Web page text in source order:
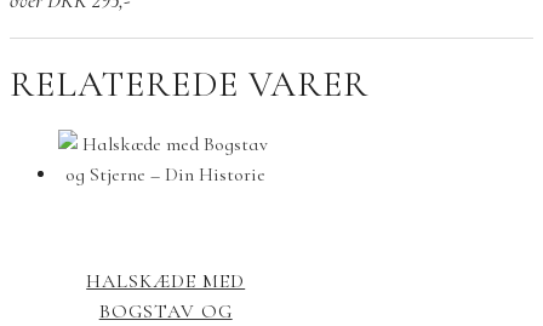
RELATEREDE VARER
HALSKÆDE MED
BOGSTAV OG